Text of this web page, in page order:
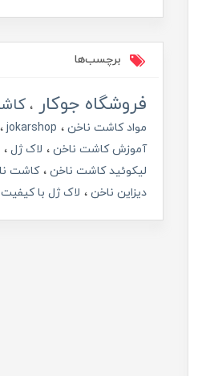
برچسب‌ها
فروشگاه جوکار
مواد کاشت ناخن
jokarshop
آموزش کاشت ناخن
لاک ژل
لیکوئید کاشت ناخن
کاشت
دیزاین ناخن
لاک ژل با کیفیت